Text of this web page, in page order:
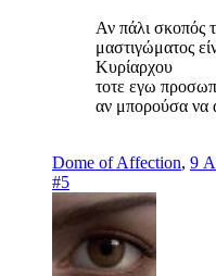
Αν πάλι σκοπός
μαστιγώματος
Κυρίαρχου
τοτε εγω
αν μπορούσα να
Dome of Affection, 9
#5